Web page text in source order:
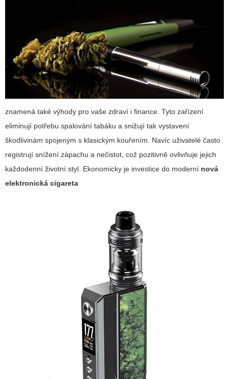
znamená také výhody pro vaše zdraví i finance. Tyto zařízení
eliminují potřebu spalování tabáku a snižují tak vystavení
škodlivinám spojeným s klasickým kouřením. Navíc uživatelé často
registrují snížení zápachu a nečistot, což pozitivně ovlivňuje jejich
každodenní životní styl. Ekonomicky je investice do moderní nová
elektronická cigareta